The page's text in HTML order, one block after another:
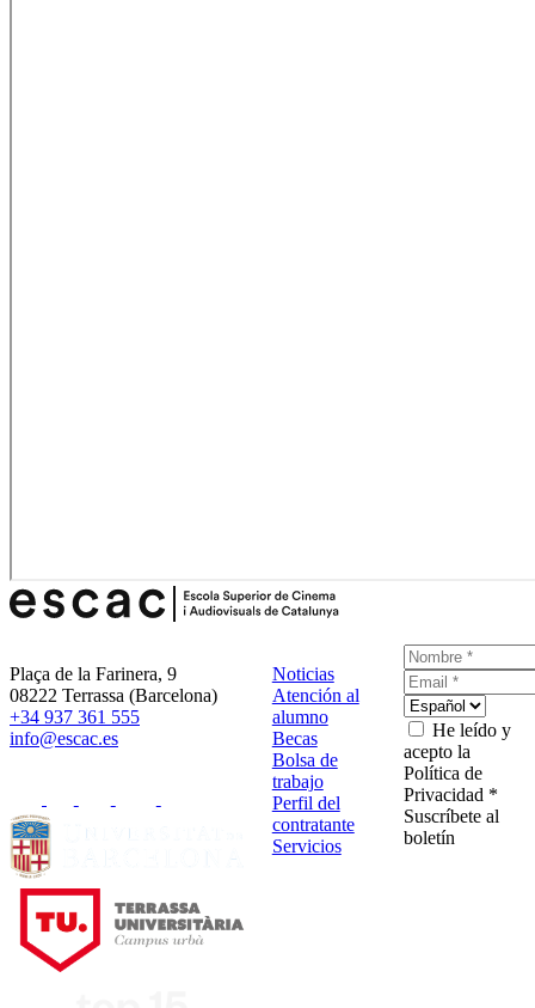
Plaça de la Farinera, 9
08222 Terrassa (Barcelona)
+34 937 361 555
info@escac.es
Noticias
Atención al
alumno
Becas
Bolsa de
trabajo
Perfil del
contratante
Servicios
He leído y
acepto la
Política de
Privacidad *
Suscríbete al
boletín